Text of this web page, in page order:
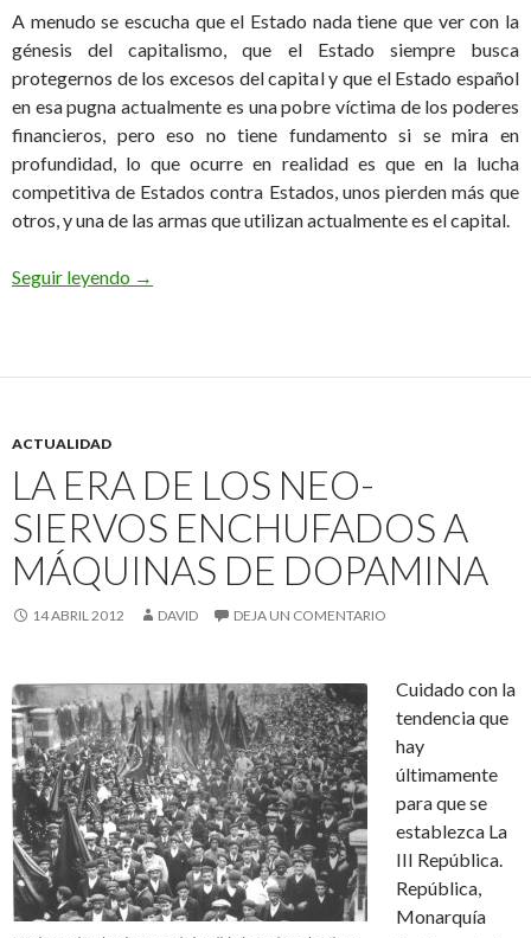
A menudo se escucha que el Estado nada tiene que ver con la
génesis del capitalismo, que el Estado siempre busca
protegernos de los excesos del capital y que el Estado español
en esa pugna actualmente es una pobre víctima de los poderes
financieros, pero eso no tiene fundamento si se mira en
profundidad, lo que ocurre en realidad es que en la lucha
competitiva de Estados contra Estados, unos pierden más que
otros, y una de las armas que utilizan actualmente es el capital.
Seguir leyendo El par Estado-Capital
→
ACTUALIDAD
LA ERA DE LOS NEO-
SIERVOS ENCHUFADOS A
MÁQUINAS DE DOPAMINA
14 ABRIL 2012 DAVID DEJA UN COMENTARIO
Cuidado con la
tendencia que
hay
últimamente
para que se
establezca La
III República.
República,
Monarquía